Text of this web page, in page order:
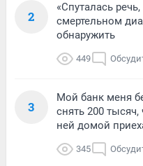
2
«Спуталась
смертельном
обнаружить
449
3
Мой банк меня
снять 200
ней домой
345